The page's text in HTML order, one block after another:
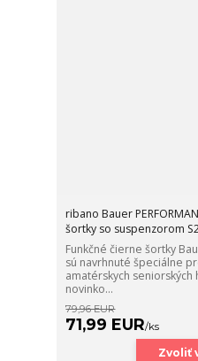
ribano Bauer
šortky so suspenzorom
Funkčné čierne šortky
sú navrhnuté špeciálne
amatérskych
novinko...
79,96 EUR
71,99 EUR/ks
Zvoliť